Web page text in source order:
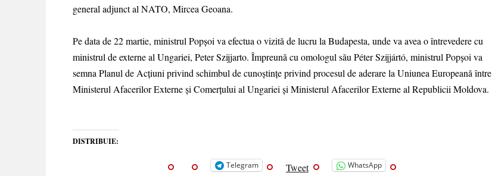
general adjunct al NATO, Mircea Geoana.
Pe data de 22 martie, ministrul Popșoi va efectua o vizită de lucru la Budapesta, unde va avea o întrevedere cu
ministrul de externe al Ungariei, Peter Szijjarto. Împreună cu omologul său Péter Szijjártó, ministrul Popșoi va
semna Planul de Acțiuni privind schimbul de cunoștințe privind procesul de aderare la Uniunea Europeană între
Ministerul Afacerilor Externe și Comerțului al Ungariei și Ministerul Afacerilor Externe al Republicii Moldova.
DISTRIBUIE:
Telegram Tweet WhatsApp